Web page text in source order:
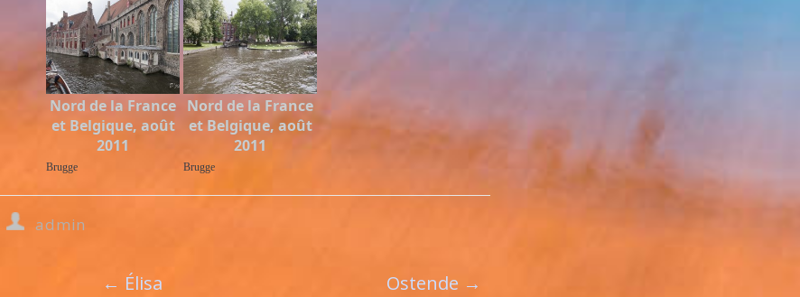
Nord de la France
et Belgique, août
2011
Brugge
Nord de la France
et Belgique, août
2011
Brugge
admin
← Élisa Ostende →